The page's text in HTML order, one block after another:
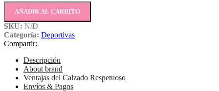
AÑADIR AL CARRITO
SKU: N/D
Categoría: Deportivas
Compartir:
Descripción
About brand
Ventajas del Calzado Respetuoso
Envíos & Pagos